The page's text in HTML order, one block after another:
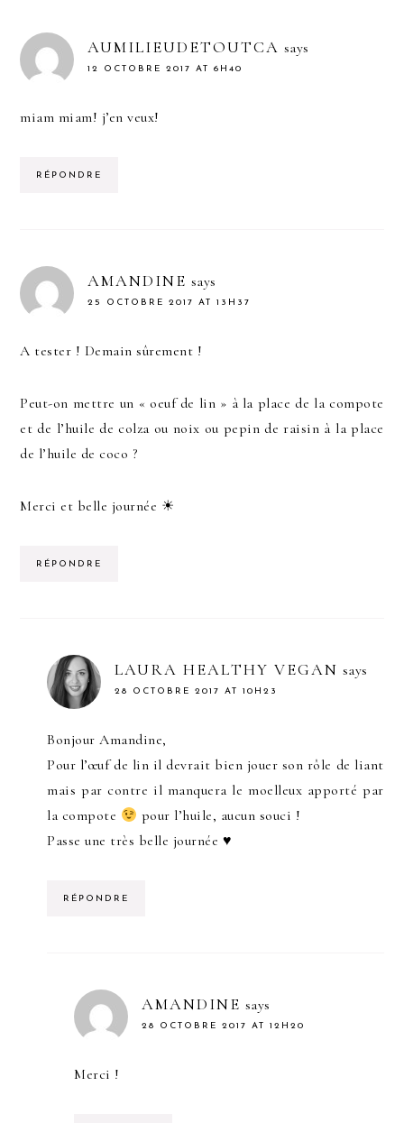
AUMILIEUDETOUTCA says
12 OCTOBRE 2017 AT 6H40
miam miam! j’en veux!
RÉPONDRE
AMANDINE says
25 OCTOBRE 2017 AT 13H37
A tester ! Demain sûrement !
Peut-on mettre un « oeuf de lin » à la place de la compote
et de l’huile de colza ou noix ou pepin de raisin à la place
de l’huile de coco ?
Merci et belle journée ☀
RÉPONDRE
LAURA HEALTHY VEGAN says
28 OCTOBRE 2017 AT 10H23
Bonjour Amandine,
Pour l’œuf de lin il devrait bien jouer son rôle de liant
mais par contre il manquera le moelleux apporté par
la compote
pour l’huile, aucun souci !
Passe une très belle journée ♥
RÉPONDRE
AMANDINE says
28 OCTOBRE 2017 AT 12H20
Merci !